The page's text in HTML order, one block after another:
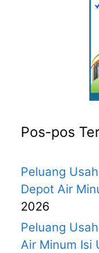
Pos-pos
Peluang
Depot Air
2026
Peluang
Air Minum Isi